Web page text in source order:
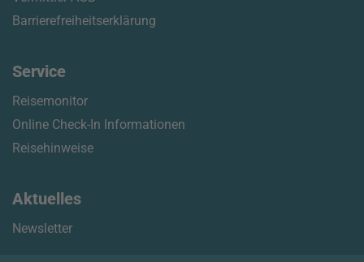
Barrierefreiheitserklärung
Service
Reisemonitor
Online Check-In Informationen
Reisehinweise
Aktuelles
Newsletter